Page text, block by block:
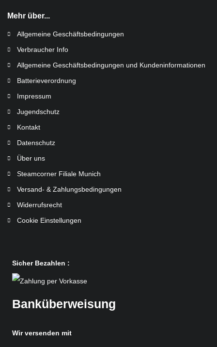
Mehr über...
Allgemeine Geschäftsbedingungen
Verbraucher Info
Allgemeine Geschäftsbedingungen und Kundeninformationen
Batterieverordnung
Impressum
Jugendschutz
Kontakt
Datenschutz
Über uns
Steamcorner Filiale Munich
Versand- & Zahlungsbedingungen
Widerrufsrecht
Cookie Einstellungen
Sicher Bezahlen :
Banküberweisung
Wir versenden mit